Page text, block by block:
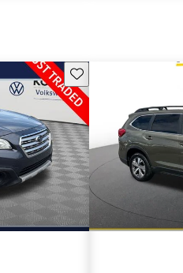
Guarda este Aviso